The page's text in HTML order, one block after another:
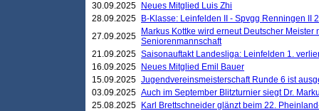
30.09.2025
Neues Mitglied Luis Zhi
28.09.2025
B-Klasse: Leinfelden II - Spvgg Renningen II
27.09.2025
Markus Kottke wird erneut Deutscher Meister
Seniorenmannschaft
21.09.2025 Saisonauftakt Landesliga: Leinfelden 1.
16.09.2025
Neues Mitglied Emil Bauer
15.09.2025 Jugendvereinsmeisterschaft Runde 6 ist
03.09.2025 Auch im September Blitzturnier siegt Dr.
25.08.2025
Karl Brettschneider glänzt beim 22.